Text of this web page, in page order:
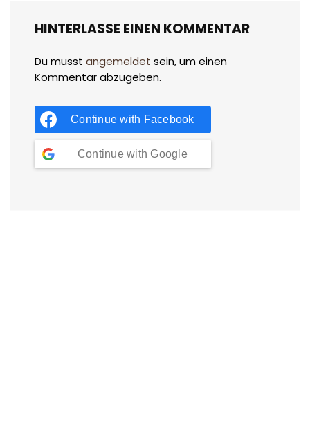
HINTERLASSE EINEN KOMMENTAR
Du musst angemeldet sein, um einen
Kommentar abzugeben.
Continue with Facebook
Continue with Google